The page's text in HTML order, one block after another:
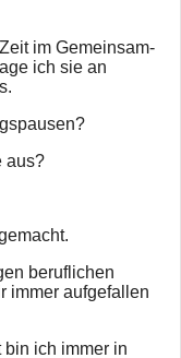
im Gemeinsam-
ich sie an
aus?
beruflichen
immer aufgefallen
ich immer in